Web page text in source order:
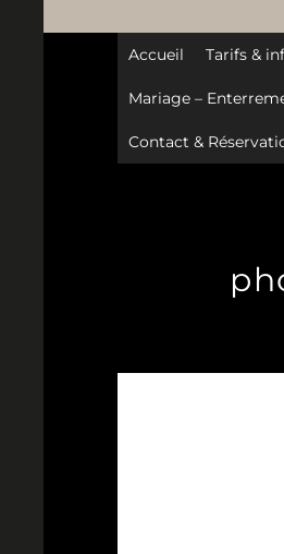
Accueil Tarifs &
Mariage –
Contact &